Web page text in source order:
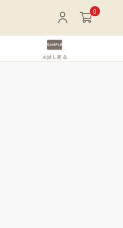
0
お試し商品